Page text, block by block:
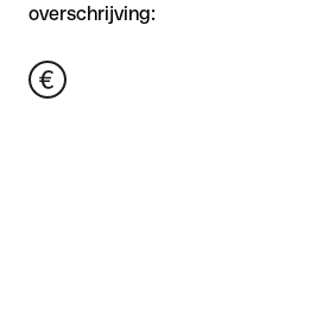
overschrijving: